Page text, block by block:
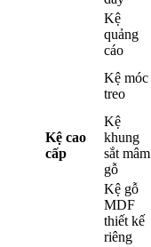
Kệ
quảng
cáo
Kệ móc
treo
Kệ cao
cấp
Kệ
khung
sắt mâm
gỗ
Kệ gỗ
MDF
thiết kế
riêng